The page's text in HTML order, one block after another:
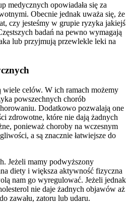
medycznych opowiadała się za
Obecnie jednak uważa się, że
czy jesteśmy w grupie ryzyka jakiejś
badań na pewno wymagają
lub przyjmują przewlekle leki na
celów. W ich ramach możemy
powszechnych chorób
Dodatkowo pozwalają one
zdrowotne, które nie dają żadnych
ponieważ choroby na wczesnym
a są znacznie łatwiejsze do
Jeżeli mamy podwyższony
diety i większa aktywność fizyczna
nam go wyregulować. Jeżeli jednak
nie daje żadnych objawów aż
zawału, zatoru lub udaru.